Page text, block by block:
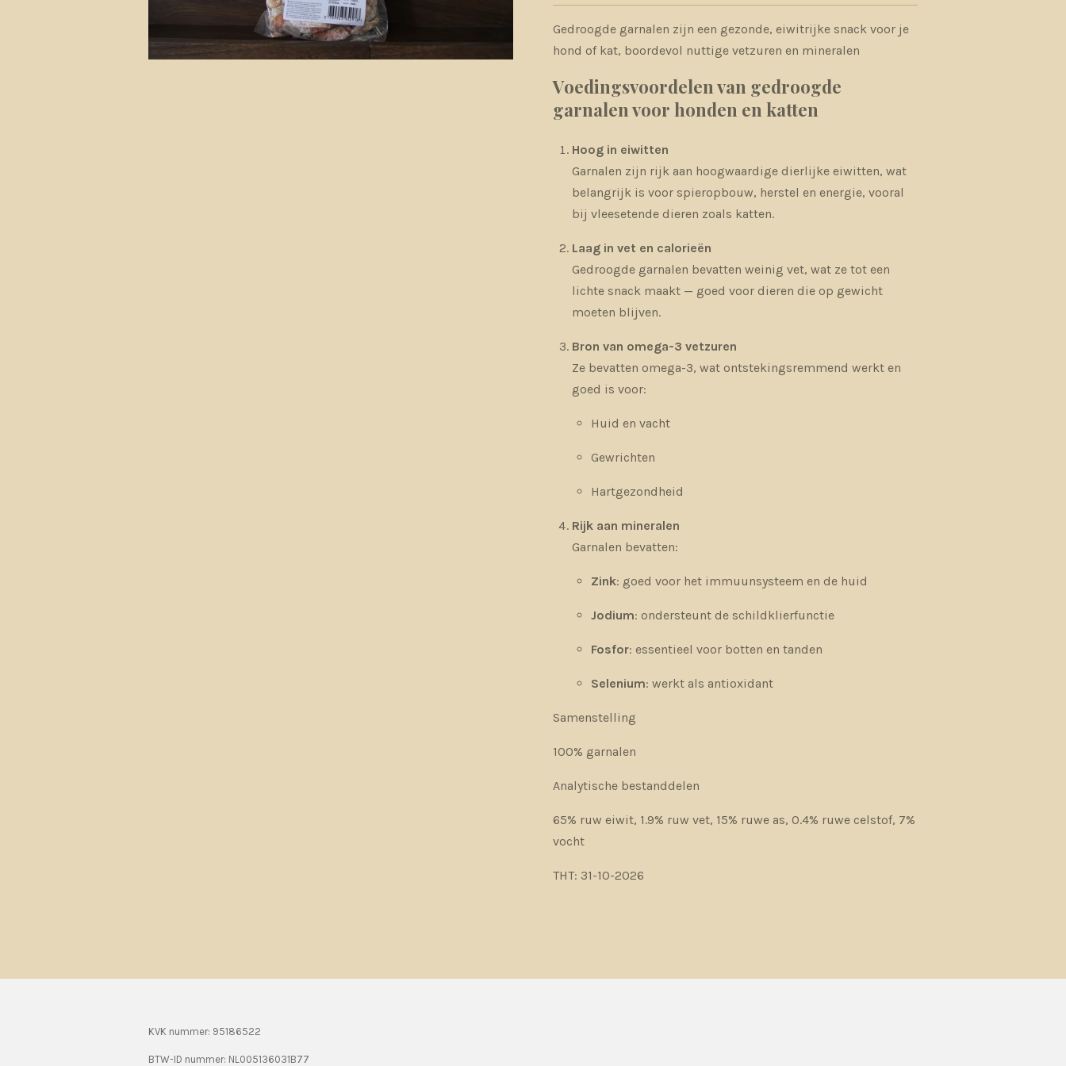
Gedroogde garnalen zijn een gezonde, eiwitrijke snack voor je
hond of kat, boordevol nuttige vetzuren en mineralen
Voedingsvoordelen van gedroogde
garnalen voor honden en katten
Hoog in eiwitten
Garnalen zijn rijk aan hoogwaardige dierlijke eiwitten, wat
belangrijk is voor spieropbouw, herstel en energie, vooral
bij vleesetende dieren zoals katten.
Laag in vet en calorieën
Gedroogde garnalen bevatten weinig vet, wat ze tot een
lichte snack maakt — goed voor dieren die op gewicht
moeten blijven.
Bron van omega-3 vetzuren
Ze bevatten omega-3, wat ontstekingsremmend werkt en
goed is voor:
Huid en vacht
Gewrichten
Hartgezondheid
Rijk aan mineralen
Garnalen bevatten:
Zink: goed voor het immuunsysteem en de huid
Jodium: ondersteunt de schildklierfunctie
Fosfor: essentieel voor botten en tanden
Selenium: werkt als antioxidant
Samenstelling
100% garnalen
Analytische bestanddelen
65% ruw eiwit, 1.9% ruw vet, 15% ruwe as, 0.4% ruwe celstof, 7%
vocht
THT: 31-10-2026
KVK nummer: 95186522
BTW-ID nummer: NL005136031B77